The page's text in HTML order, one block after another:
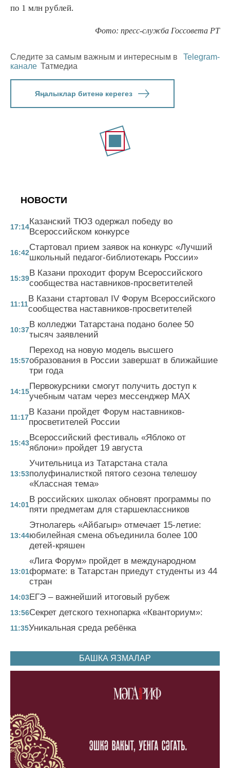
по 1 млн рублей.
Фото: пресс-служба Госсовета РТ
Следите за самым важным и интересным в
Telegram-
канале Татмедиа
Яңалыклар битенә керегез
НОВОСТИ
17:14
Казанский ТЮЗ одержал победу во
Всероссийском конкурсе
16:42
Стартовал прием заявок на конкурс «Лучший
школьный педагог-библиотекарь России»
15:39
В Казани проходит форум Всероссийского
сообщества наставников-просветителей
11:11
В Казани стартовал IV Форум Всероссийского
сообщества наставников-просветителей
10:37
В колледжи Татарстана подано более 50
тысяч заявлений
15:57
Переход на новую модель высшего
образования в России завершат в ближайшие
три года
14:15
Первокурсники смогут получить доступ к
учебным чатам через мессенджер MAX
11:17
В Казани пройдет Форум наставников-
просветителей России
15:43
Всероссийский фестиваль «Яблоко от
яблони» пройдет 19 августа
13:53
Учительница из Татарстана стала
полуфиналисткой пятого сезона телешоу
«Классная тема»
14:01
В российских школах обновят программы по
пяти предметам для старшеклассников
13:44
Этнолагерь «Айбагыр» отмечает 15-летие:
юбилейная смена объединила более 100
детей-кряшен
13:01
«Лига Форум» пройдет в международном
формате: в Татарстан приедут студенты из 44
стран
14:03ЕГЭ – важнейший итоговый рубеж
13:56Секрет детского технопарка «Кванториум»:
11:35Уникальная среда ребёнка
БАШКА ЯЗМАЛАР